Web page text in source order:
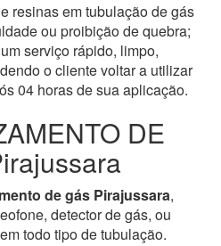
resinas em tubulação de gás
ou proibição de quebra;
serviço rápido, limpo,
o cliente voltar a utilizar
04 horas de sua aplicação.
DE
de gás Pirajussara,
detector de gás, ou
todo tipo de tubulação.